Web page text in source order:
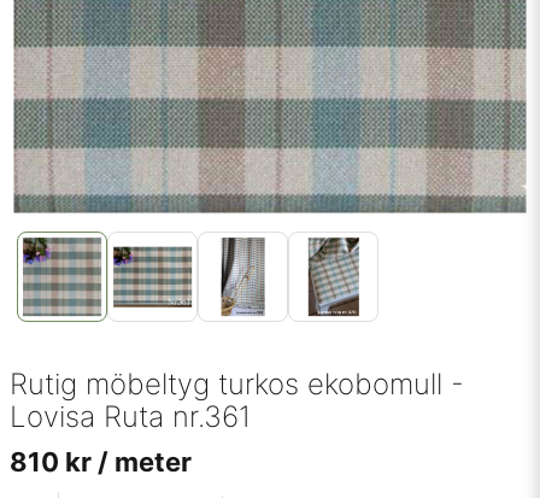
Rutig möbeltyg turkos ekobomull -
Lovisa Ruta nr.361
810 kr / meter